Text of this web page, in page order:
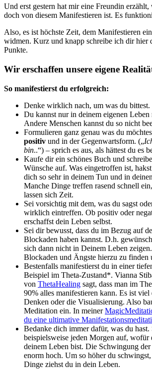
Und erst gestern hat mir eine Freundin erzählt,
doch von diesem Manifestieren ist. Es
Also, es ist höchste Zeit, dem Manifestieren
widmen. Kurz und knapp schreibe ich dir hier
Punkte.
Wir erschaffen unsere eigene
So manifestierst du erfolgreich:
Denke wirklich nach, um was du bittest.
Du kannst nur in deinem eigenen Leben
Andere Menschen kannst du so nicht
Formulieren ganz genau was du
positiv und in der Gegenwartsform. („
bin..“) – sprich es aus, als hättest du es
Kaufe dir ein schönes Buch und
Wünsche auf. Was eingetroffen ist,
dich so sehr in deinem Tun und in
Manche Dinge treffen rasend schnell
lassen sich Zeit.
Sei vorsichtig mit dem, was du sagst
wirklich eintreffen. Ob positiv oder
erschaffst dein Leben selbst.
Sei dir bewusst, dass du im Bezug auf
Blockaden haben kannst. D.h.
sich dann nicht in Deinem Leben
Blockaden und Ängste hierzu zu finden
Bestenfalls manifestierst du in einer
Beispiel im Theta-Zustand*. Vianna
von ThetaHealing sagt, dass man im
90% alles manifestieren kann. Es ist viel
Denken oder die Visualisierung. Also
Meditation ein. In meiner
du eine ultimative
Bedanke dich immer dafür, was du hast.
beispielsweise jeden Morgen auf, wofür
deinem Leben bist. Die Schwingung der
enorm hoch. Um so höher du
Dinge ziehst du in dein Leben.